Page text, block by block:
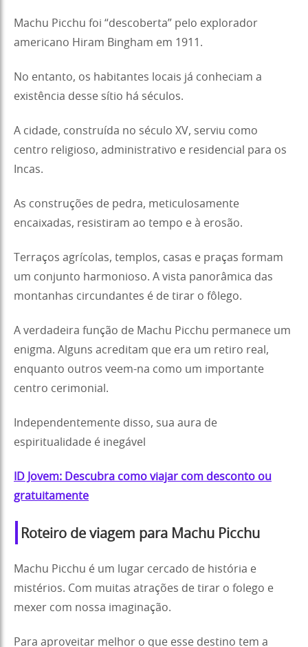
Machu Picchu foi “descoberta” pelo explorador
americano Hiram Bingham em 1911.
No entanto, os habitantes locais já conheciam a
existência desse sítio há séculos.
A cidade, construída no século XV, serviu como
centro religioso, administrativo e residencial para os
Incas.
As construções de pedra, meticulosamente
encaixadas, resistiram ao tempo e à erosão.
Terraços agrícolas, templos, casas e praças formam
um conjunto harmonioso. A vista panorâmica das
montanhas circundantes é de tirar o fôlego.
A verdadeira função de Machu Picchu permanece um
enigma. Alguns acreditam que era um retiro real,
enquanto outros veem-na como um importante
centro cerimonial.
Independentemente disso, sua aura de
espiritualidade é inegável
ID Jovem: Descubra como viajar com desconto ou
gratuitamente
Roteiro de viagem para Machu Picchu
Machu Picchu é um lugar cercado de história e
mistérios. Com muitas atrações de tirar o folego e
mexer com nossa imaginação.
Para aproveitar melhor o que esse destino tem a